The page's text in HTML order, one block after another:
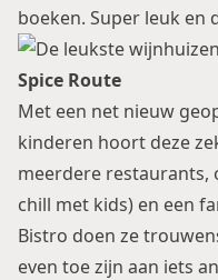
boeken. Super leuk en
Spice Route
Met een net nieuw
kinderen hoort deze
meerdere restaurants,
chill met kids) en een
Bistro doen ze
even toe zijn aan iets